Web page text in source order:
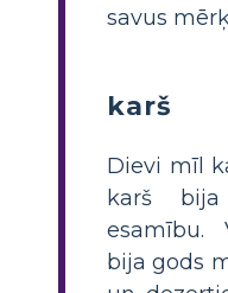
savus
karš
Dievi mīl
karš
esamību.
bija gods